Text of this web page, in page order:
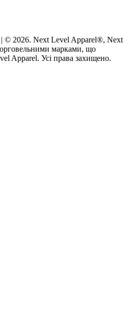
| © 2026. Next Level Apparel®, Next
марками, що
Apparel. Усі права захищено.